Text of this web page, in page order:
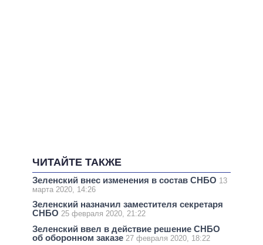
ЧИТАЙТЕ ТАКЖЕ
Зеленский внес изменения в состав СНБО 13
марта 2020, 14:26
Зеленский назначил заместителя секретаря
СНБО 25 февраля 2020, 21:22
Зеленский ввел в действие решение СНБО
об оборонном заказе 27 февраля 2020, 18:22